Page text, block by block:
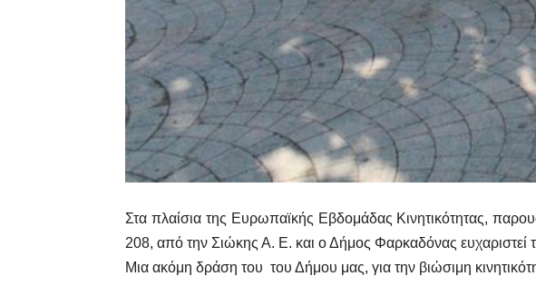
Στα πλαίσια της Ευρωπαϊκής Εβδομάδας Κινητικότητας,
208, από την Σιώκης Α. Ε. και ο Δήμος Φαρκαδόνας ευχαριστεί
Μια ακόμη δράση του του Δήμου μας, για την βιώσιμη